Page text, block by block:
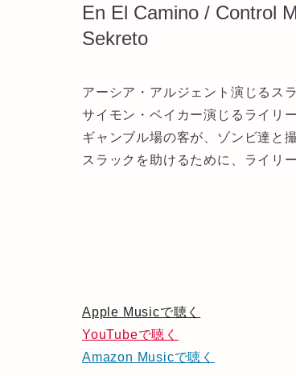
En El Camino / Control
Sekreto
アーシア・アルジェント演じるスラ
サイモン・ベイカー演じるライリー
ギャンブル場の客が、ゾンビ達と
スラックを助けるために、ライリ
Apple Musicで聴く
YouTubeで聴く
Amazon Musicで聴く